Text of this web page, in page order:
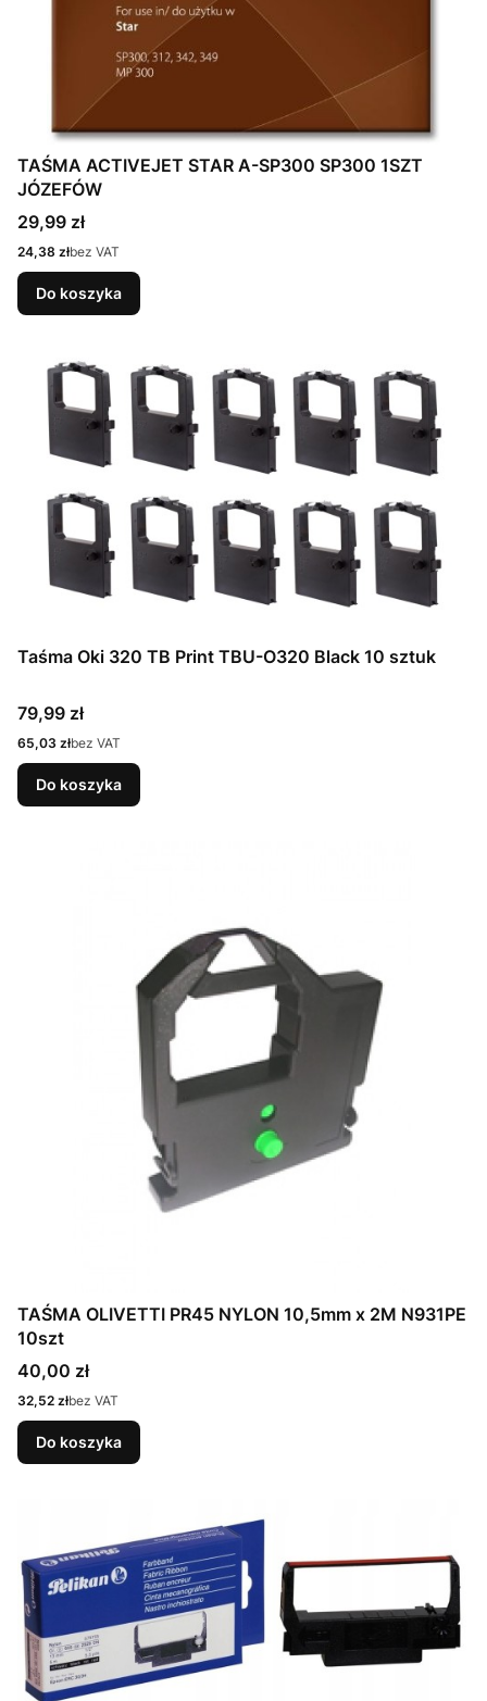
TAŚMA ACTIVEJET STAR A-SP300 SP300 1SZT
JÓZEFÓW
Cena
29,99 zł
Cena
24,38 złbez VAT
Do koszyka
Taśma Oki 320 TB Print TBU-O320 Black 10 sztuk
Cena
79,99 zł
Cena
65,03 złbez VAT
Do koszyka
TAŚMA OLIVETTI PR45 NYLON 10,5mm x 2M N931PE
10szt
Cena
40,00 zł
Cena
32,52 złbez VAT
Do koszyka